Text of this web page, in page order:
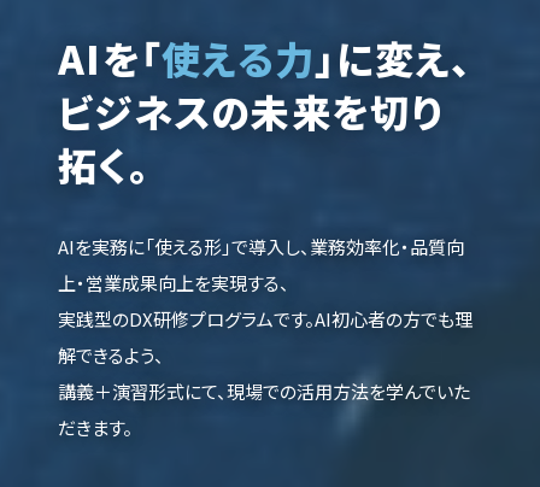
AIを「使える力」に変え、
ビジネスの未来を切り
拓く。
AIを実務に「使える形」で導入し、業務効率化・品質向
上・営業成果向上を実現する、
実践型のDX研修プログラムです。AI初心者の方でも理
解できるよう、
講義＋演習形式にて、現場での活用方法を学んでいた
だきます。